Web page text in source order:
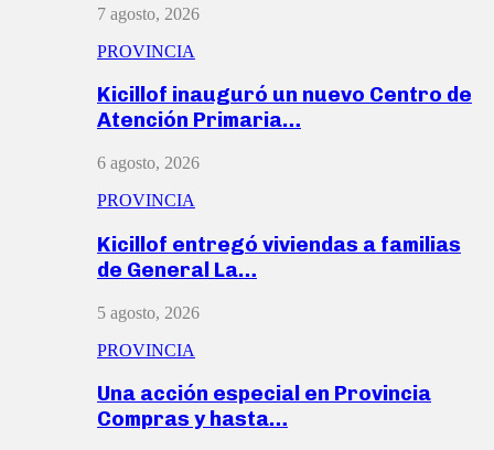
7 agosto, 2026
PROVINCIA
Kicillof inauguró un nuevo Centro de
Atención Primaria…
6 agosto, 2026
PROVINCIA
Kicillof entregó viviendas a familias
de General La…
5 agosto, 2026
PROVINCIA
Una acción especial en Provincia
Compras y hasta…